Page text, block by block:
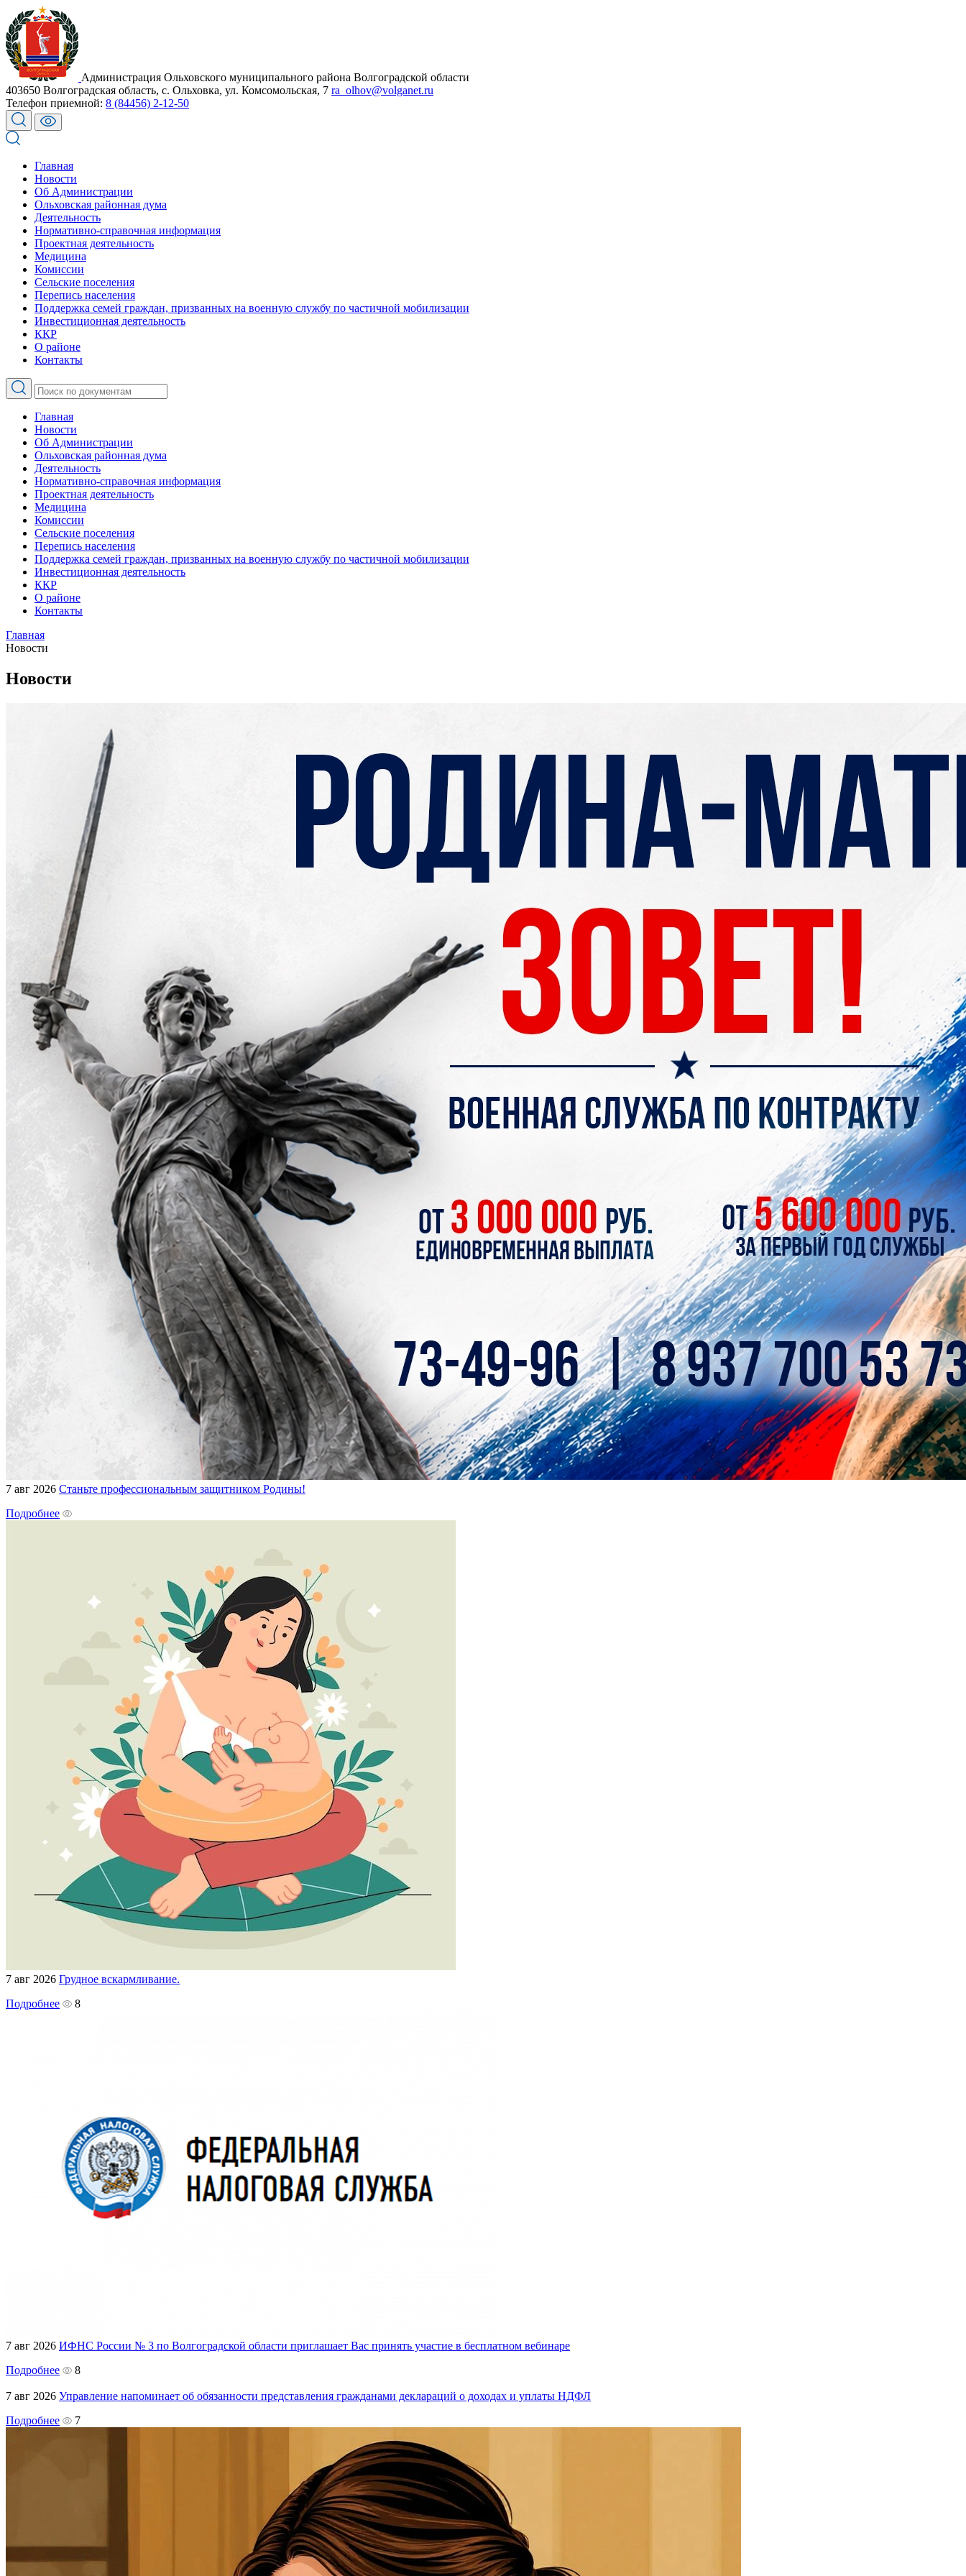
Администрация Ольховского муниципального района Волгоградской области
403650 Волгоградская область, с. Ольховка, ул. Комсомольская, 7 ra_olhov@volganet.ru
Телефон приемной: 8 (84456) 2-12-50
Главная
Новости
Об Администрации
Ольховская районная дума
Деятельность
Нормативно-справочная информация
Проектная деятельность
Медицина
Комиссии
Сельские поселения
Перепись населения
Поддержка семей граждан, призванных на военную службу по частичной мобилизации
Инвестиционная деятельность
ККР
О районе
Контакты
Главная
Новости
Об Администрации
Ольховская районная дума
Деятельность
Нормативно-справочная информация
Проектная деятельность
Медицина
Комиссии
Сельские поселения
Перепись населения
Поддержка семей граждан, призванных на военную службу по частичной мобилизации
Инвестиционная деятельность
ККР
О районе
Контакты
Главная
Новости
Новости
7 авг 2026 Станьте профессиональным защитником Родины!
Подробнее
7 авг 2026 Грудное вскармливание.
Подробнее
8
7 авг 2026 ИФНС России № 3 по Волгоградской области приглашает Вас принять участие в бесплатном вебинаре
Подробнее
8
7 авг 2026 Управление напоминает об обязанности представления гражданами деклараций о доходах и уплаты НДФЛ
Подробнее
7